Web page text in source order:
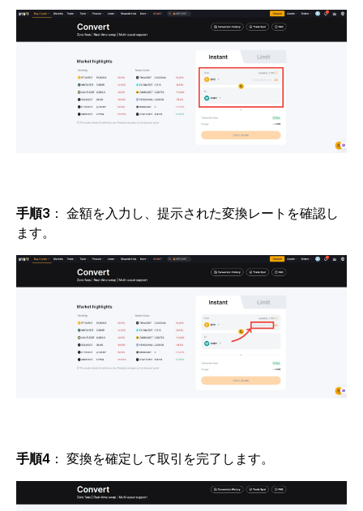
手順3 ： 金額を入力し、提示された変換レートを確認し
ます。
手順4 ： 変換を確定して取引を完了します。